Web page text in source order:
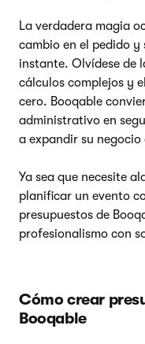
La verdadera magia
cambio en el pedido y
instante. Olvídese de
cálculos complejos y
cero. Booqable
administrativo en
a expandir su negocio
Ya sea que necesite
planificar un evento
presupuestos de
profesionalismo con
Cómo crear
Booqable